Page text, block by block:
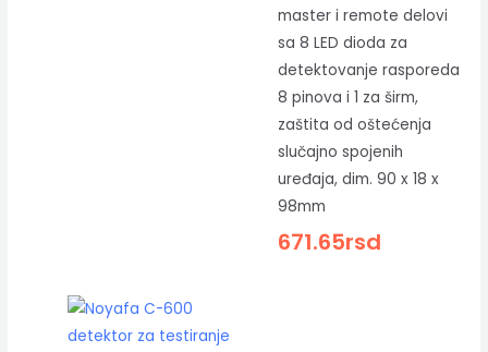
master i remote delovi
sa 8 LED dioda za
detektovanje rasporeda
8 pinova i 1 za širm,
zaštita od oštećenja
slučajno spojenih
uređaja, dim. 90 x 18 x
98mm
671.65rsd